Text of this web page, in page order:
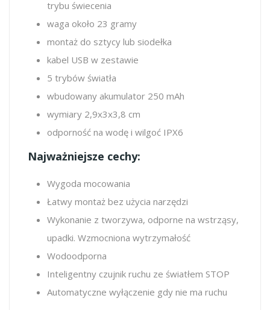
trybu świecenia
waga około 23 gramy
montaż do sztycy lub siodełka
kabel USB w zestawie
5 trybów światła
wbudowany akumulator 250 mAh
wymiary 2,9x3x3,8 cm
odporność na wodę i wilgoć IPX6
Najważniejsze cechy:
Wygoda mocowania
Łatwy montaż bez użycia narzędzi
Wykonanie z tworzywa, odporne na wstrząsy,
upadki. Wzmocniona wytrzymałość
Wodoodporna
Inteligentny czujnik ruchu ze światłem STOP
Automatyczne wyłączenie gdy nie ma ruchu